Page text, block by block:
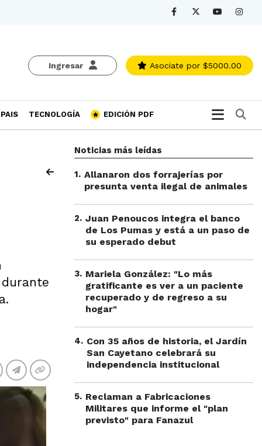
Ingresar Asociate por $5000.00
PAIS TECNOLOGÍA EDICIÓN PDF
Noticias más leídas
1. Allanaron dos forrajerías por
presunta venta ilegal de animales
2. Juan Penoucos integra el banco
de Los Pumas y está a un paso de
su esperado debut
3. Mariela González: "Lo más
gratificante es ver a un paciente
recuperado y de regreso a su
hogar"
4. Con 35 años de historia, el Jardín
San Cayetano celebrará su
independencia institucional
5. Reclaman a Fabricaciones
Militares que informe el "plan
previsto" para Fanazul